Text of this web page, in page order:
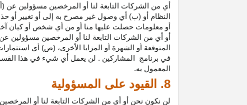
أي من الشركات التابعة لنا أو المرخصين مسؤولين عن
النظام أو (ب) أي وصول غير مصرح به إلى أو تغيير أو
أو معلومات حصلت عليها منا أو من أي شخص أو كيان
أو أي من الشركات التابعة لنا أو المرخصين مسؤولين
المتوقعة أو الشهرة أو المزايا
الأخرى، (ص) أي
في برنامج المشاركين . لن يعمل أي شيء في هذا
المعمول به.
8. القيود على المسؤولية
لن نكون نحن أو أي من الشركات التابعة لنا أو